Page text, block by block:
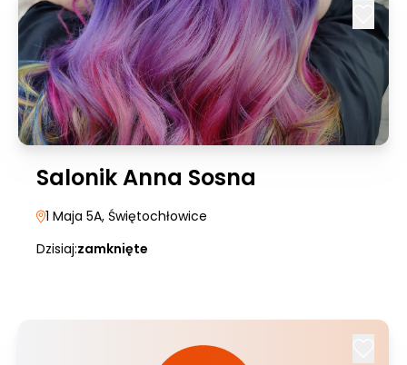
Salonik Anna Sosna
1 Maja 5A, Świętochłowice
Dzisiaj:zamknięte